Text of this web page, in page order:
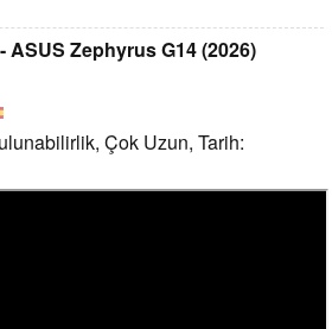
ASUS Zephyrus G14 (2026)
Çok Uzun, Tarih: